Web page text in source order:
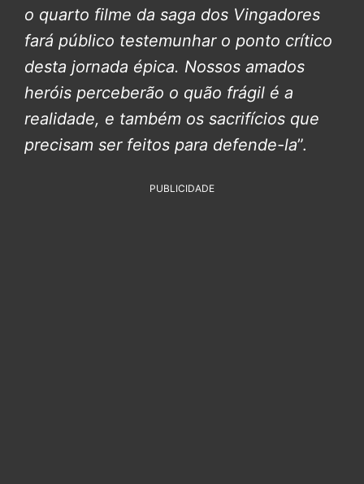
o quarto filme da saga dos Vingadores
fará público testemunhar o ponto crítico
desta jornada épica. Nossos amados
heróis perceberão o quão frágil é a
realidade, e também os sacrifícios que
precisam ser feitos para defende-la”.
PUBLICIDADE